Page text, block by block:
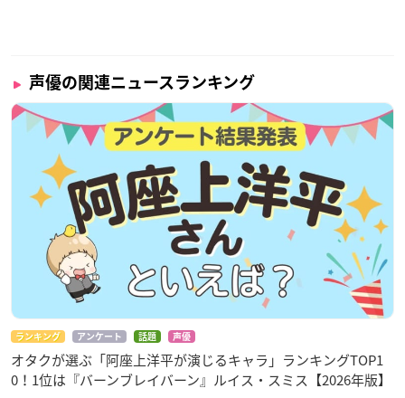
声優の関連ニュースランキング
ランキング アンケート 話題 声優
オタクが選ぶ「阿座上洋平が演じるキャラ」ランキングTOP1
0！1位は『バーンブレイバーン』ルイス・スミス【2026年版】